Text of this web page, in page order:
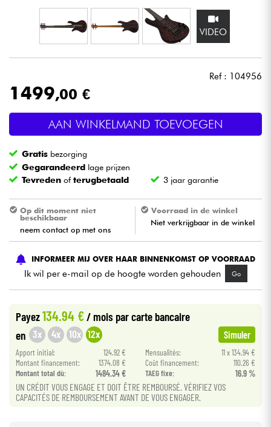
Licht
Blaasinstrument
Viool & Quatuor
Kinderen
Kabels & toebehoren
Sets
Bekijk onze merken
VIDEO
Ref : 104956
1499,00 €
AAN WINKELMAND TOEVOEGEN
Gratis bezorging
Gegarandeerd lage prijzen
Tevreden ofterugbetaald 3 jaar garantie
Op dit moment niet
beschikbaar
neem contact op met ons
Voorraad in de winkel
Niet verkrijgbaar in de winkel
INFORMEER MIJ OVER HAAR BINNENKOMST OP VOORRAAD
Ik wil per e-mail op de hoogte worden gehouden Go
Payez134.94 € / mois par carte bancaire
en 3x 4x 10x 12x Simuler
Apport initial: 124.92 € Mensualités:
11 x 134.94 €
Montant financement:
1374.08 € Coût financement:
110.26 €
Montant total dù:
1484.34 € TAEG fixe: 16.9 %
UN CRÉDIT VOUS ENGAGE ET DOIT ÊTRE REMBOURSÉ. VÉRIFIEZ VOS
CAPACITÉS DE REMBOURSEMENT AVANT DE VOUS ENGAGER.